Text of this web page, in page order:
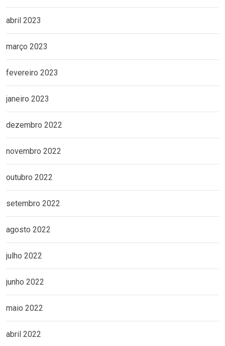
abril 2023
março 2023
fevereiro 2023
janeiro 2023
dezembro 2022
novembro 2022
outubro 2022
setembro 2022
agosto 2022
julho 2022
junho 2022
maio 2022
abril 2022